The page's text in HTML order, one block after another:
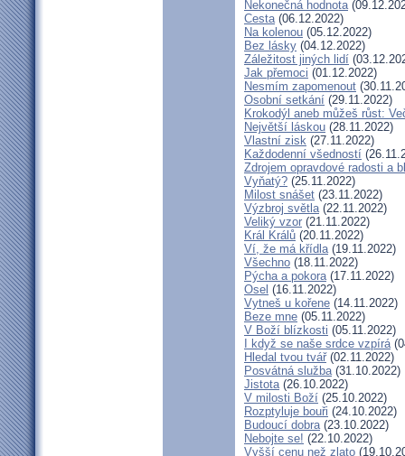
Nekonečná hodnota
Cesta(06.12.2022)
Na kolenou (05.12.2022)
Bez lásky (04.12.2022)
Záležitost jiných lidí
Jak přemoci (01.12.2022)
Nesmím zapomenout
Osobní setkání (29.11.2022)
Krokodýl aneb můžeš růst:
Největší láskou (28.11.2022)
Vlastní zisk (27.11.2022)
Každodenní všedností
Zdrojem opravdové radosti a
Vyňatý? (25.11.2022)
Milost snášet (23.11.2022)
Výzbroj světla(22.11.2022)
Veliký vzor (21.11.2022)
Král Králů (20.11.2022)
Ví, že má křídla(19.11.2022)
Všechno (18.11.2022)
Pýcha a pokora(17.11.2022)
Osel (16.11.2022)
Vytneš u kořene (14.11.2022)
Beze mne (05.11.2022)
V Boží blízkosti (05.11.2022)
I když se naše srdce vzpírá
Hledal tvou tvář(02.11.2022)
Posvátná služba(31.10.2022)
Jistota(26.10.2022)
V milosti Boží (25.10.2022)
Rozptyluje bouři (24.10.2022)
Budoucí dobra(23.10.2022)
Nebojte se! (22.10.2022)
Vyšší cenu než zlato